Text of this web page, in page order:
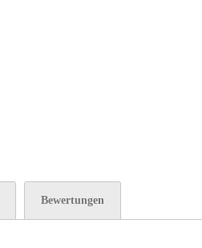
Bewertungen